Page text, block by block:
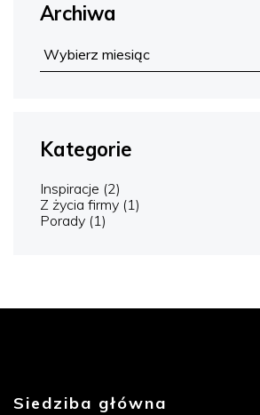
Archiwa
Kategorie
Inspiracje (2)
Z życia firmy (1)
Porady (1)
Siedziba główna